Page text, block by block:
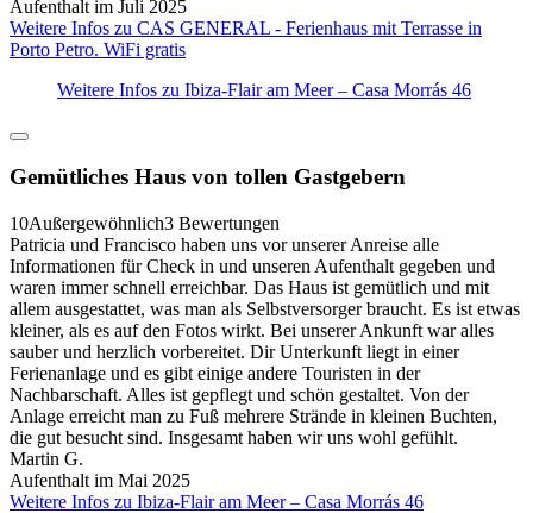
Aufenthalt im Juli 2025
Weitere Infos zu CAS GENERAL - Ferienhaus mit Terrasse in
Porto Petro. WiFi gratis
Weitere Infos zu Ibiza-Flair am Meer – Casa Morrás 46
Gemütliches Haus von tollen Gastgebern
10Außergewöhnlich3 Bewertungen
Patricia und Francisco haben uns vor unserer Anreise alle
Informationen für Check in und unseren Aufenthalt gegeben und
waren immer schnell erreichbar. Das Haus ist gemütlich und mit
allem ausgestattet, was man als Selbstversorger braucht. Es ist etwas
kleiner, als es auf den Fotos wirkt. Bei unserer Ankunft war alles
sauber und herzlich vorbereitet. Dir Unterkunft liegt in einer
Ferienanlage und es gibt einige andere Touristen in der
Nachbarschaft. Alles ist gepflegt und schön gestaltet. Von der
Anlage erreicht man zu Fuß mehrere Strände in kleinen Buchten,
die gut besucht sind. Insgesamt haben wir uns wohl gefühlt.
Martin G.
Aufenthalt im Mai 2025
Weitere Infos zu Ibiza-Flair am Meer – Casa Morrás 46